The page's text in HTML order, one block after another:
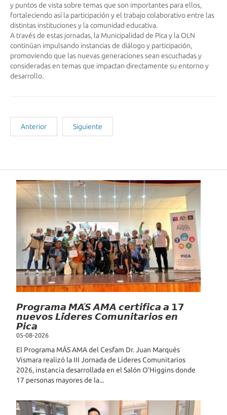
y puntos de vista sobre temas que son importantes para ellos,
fortaleciendo así la participación y el trabajo colaborativo entre las
distintas instituciones y la comunidad educativa.
A través de estas jornadas, la Municipalidad de Pica y la OLN
continúan impulsando instancias de diálogo y participación,
promoviendo que las nuevas generaciones sean escuchadas y
consideradas en temas que impactan directamente su entorno y
desarrollo.
Anterior Siguiente
𝙋𝙧𝙤𝙜𝙧𝙖𝙢𝙖 𝙈𝘼́𝙎 𝘼𝙈𝘼 𝙘𝙚𝙧𝙩𝙞𝙛𝙞𝙘𝙖 𝙖 𝟭𝟳
𝙣𝙪𝙚𝙫𝙤𝙨 𝙇𝙞́𝙙𝙚𝙧𝙚𝙨 𝘾𝙤𝙢𝙪𝙣𝙞𝙩𝙖𝙧𝙞𝙤𝙨 𝙚𝙣
𝙋𝙞𝙘𝙖
05-08-2026
El Programa MÁS AMA del Cesfam Dr. Juan Marqués
Vismara realizó la III Jornada de Líderes Comunitarios
2026, instancia desarrollada en el Salón O’Higgins donde
17 personas mayores de la...